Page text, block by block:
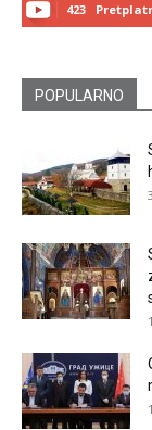
423
POPULARNO